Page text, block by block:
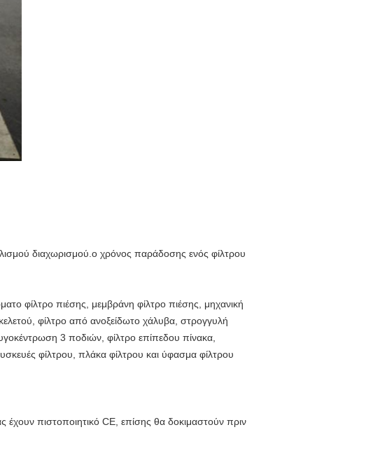
διαχωρισμού.ο χρόνος παράδοσης ενός φίλτρου
φίλτρο πιέσης, μεμβράνη φίλτρο πιέσης, μηχανική
φίλτρο από ανοξείδωτο χάλυβα, στρογγυλή
3 ποδιών, φίλτρο επίπεδου πίνακα,
φίλτρου, πλάκα φίλτρου και ύφασμα φίλτρου
πιστοποιητικό CE, επίσης θα δοκιμαστούν πριν